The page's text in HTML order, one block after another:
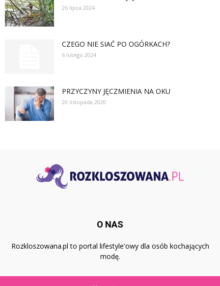
26 lipca 2024
CZEGO NIE SIAĆ PO OGÓRKACH?
6 lutego 2024
PRZYCZYNY JĘCZMIENIA NA OKU
20 listopada 2020
O NAS
Rozkloszowana.pl to portal lifestyle'owy dla osób kochających
modę.